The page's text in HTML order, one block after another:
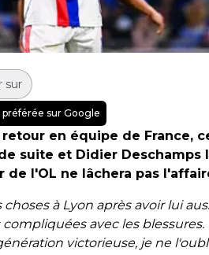
sur
sur Google
en équipe de France,
suite et Didier Deschamps
de l'OL ne lâchera pas
à Lyon après avoir lui
avec les blessures.
victorieuse, je ne